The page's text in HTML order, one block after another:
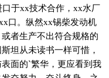
于xx技术合作，xx水厂
口。纵然xx锡柴发动机
者生产不出符合规格的
坦从未读书一样可惜，
面的`繁华，更应看到我